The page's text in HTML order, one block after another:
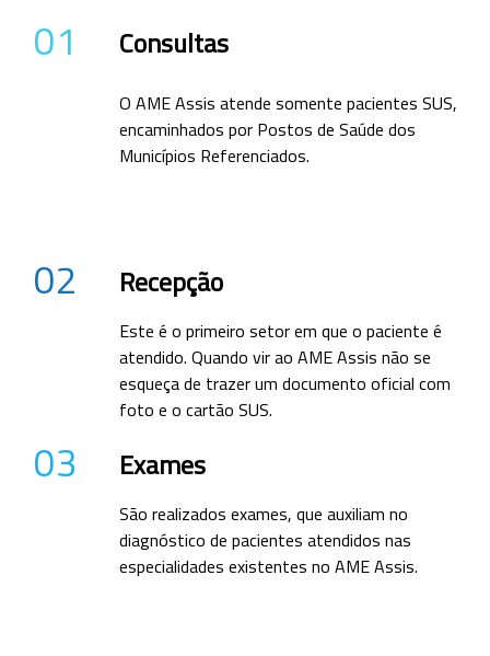
01 Consultas
O AME Assis atende somente pacientes SUS,
encaminhados por Postos de Saúde dos
Municípios Referenciados.
02 Recepção
Este é o primeiro setor em que o paciente é
atendido. Quando vir ao AME Assis não se
esqueça de trazer um documento oficial com
foto e o cartão SUS.
03 Exames
São realizados exames, que auxiliam no
diagnóstico de pacientes atendidos nas
especialidades existentes no AME Assis.